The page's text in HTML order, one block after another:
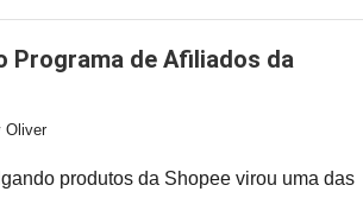
Oliver
produtos da Shopee virou uma das